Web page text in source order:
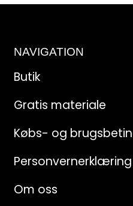
NAVIGATION
Butik
Gratis materiale
Købs- og
Personvernerklæring
Om oss